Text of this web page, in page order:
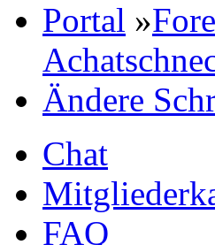
Portal »
Ändere
Chat
FAQ